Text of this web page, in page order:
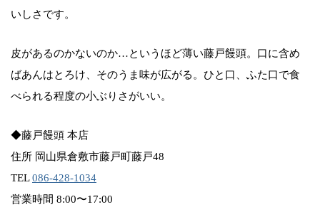
いしさです。
皮があるのかないのか…というほど薄い藤戸饅頭。口に含め
ばあんはとろけ、そのうま味が広がる。ひと口、ふた口で食
べられる程度の小ぶりさがいい。
◆藤戸饅頭 本店
住所 岡山県倉敷市藤戸町藤戸48
TEL086-428-1034
営業時間 8:00〜17:00